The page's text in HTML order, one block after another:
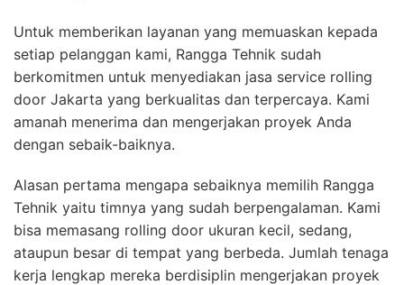
Untuk memberikan layanan yang memuaskan kepada
setiap pelanggan kami, Rangga Tehnik sudah
berkomitmen untuk menyediakan jasa service rolling
door Jakarta yang berkualitas dan terpercaya. Kami
amanah menerima dan mengerjakan proyek Anda
dengan sebaik-baiknya.
Alasan pertama mengapa sebaiknya memilih Rangga
Tehnik yaitu timnya yang sudah berpengalaman. Kami
bisa memasang rolling door ukuran kecil, sedang,
ataupun besar di tempat yang berbeda. Jumlah tenaga
kerja lengkap mereka berdisiplin mengerjakan proyek